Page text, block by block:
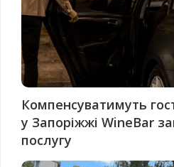
Компенсуватимуть
у Запоріжжі WineBar
послугу